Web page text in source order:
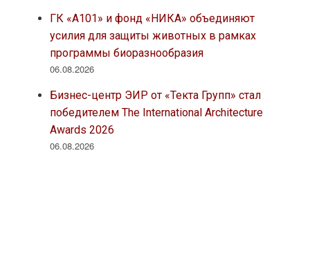
ГК «А101» и фонд «НИКА» объединяют
усилия для защиты животных в рамках
программы биоразнообразия
06.08.2026
Бизнес-центр ЭИР от «Текта Групп» стал
победителем The International Architecture
Awards 2026
06.08.2026